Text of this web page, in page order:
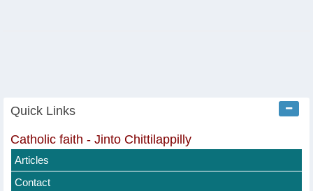
Quick Links
Catholic faith - Jinto Chittilappilly
Articles
Contact